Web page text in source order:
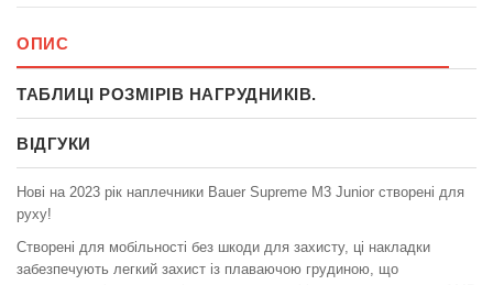
ОПИС
ТАБЛИЦІ РОЗМІРІВ НАГРУДНИКІВ.
ВІДГУКИ
Нові на 2023 рік наплечники Bauer Supreme M3 Junior створені для
руху!
Створені для мобільності без шкоди для захисту, ці накладки
забезпечують легкий захист із плаваючою грудиною, що